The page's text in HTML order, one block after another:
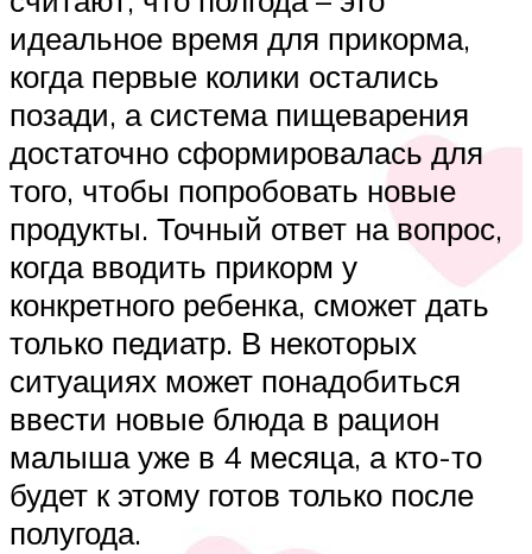
идеальное время для прикорма,
когда первые колики остались
позади, а система пищеварения
достаточно сформировалась для
того, чтобы попробовать новые
продукты. Точный ответ на вопрос,
когда вводить прикорм у
конкретного ребенка, сможет дать
только педиатр. В некоторых
ситуациях может понадобиться
ввести новые блюда в рацион
малыша уже в 4 месяца, а кто-то
будет к этому готов только после
полугода.